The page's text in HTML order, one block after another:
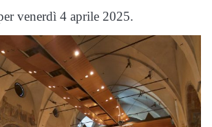
venerdì 4 aprile 2025.